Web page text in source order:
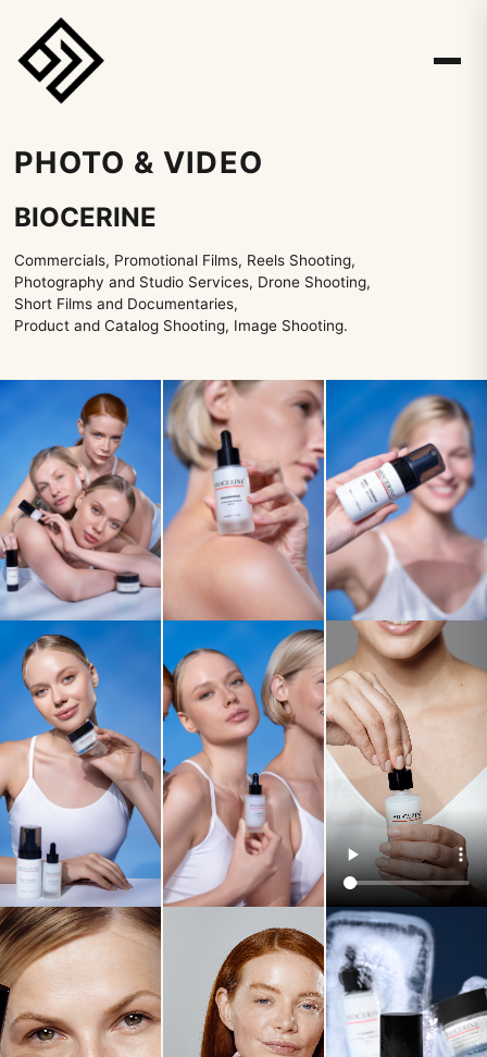
PHOTO & VIDEO
BIOCERINE
Commercials, Promotional Films, Reels Shooting,
Photography and Studio Services, Drone Shooting,
Short Films and Documentaries,
Product and Catalog Shooting, Image Shooting.